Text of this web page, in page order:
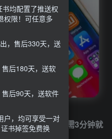
以亲手注册，只需3分钟就
均配置了推送权
权限！可任意多
，售后330天，送
后180天，送软
后90天，送软件
户，均可享受一对
书掉签免费换